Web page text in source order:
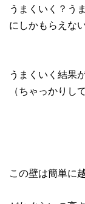
うまくいく？う
にしかもらえな
うまくいく結果
（ちゃっかりし
この壁は簡単に